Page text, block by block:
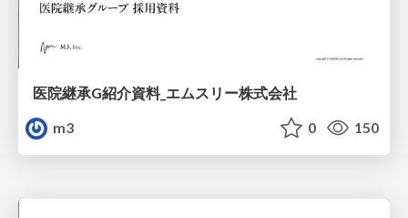
医院継承G紹介資料_エムスリー株式会社
m3
0 150